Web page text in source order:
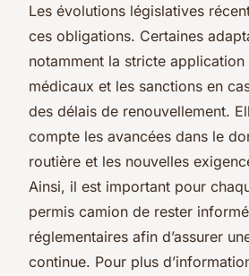
Les évolutions législatives
ces obligations. Certaines
notamment la stricte
médicaux et les sanctions en
des délais de renouvellement.
compte les avancées dans le
routière et les nouvelles
Ainsi, il est important pour
permis camion de rester
réglementaires afin d’assurer
continue. Pour plus